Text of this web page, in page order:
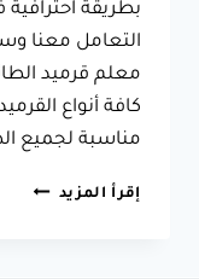
بطريقة
التعامل معنا
معلم قرميد
كافة أنواع
مناسبة لجميع
إقرأ المزيد معلم